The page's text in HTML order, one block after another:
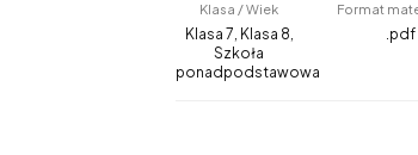
Klasa / Wiek
Klasa 7, Klasa 8,
Szkoła
ponadpodstawowa
Format
.pdf